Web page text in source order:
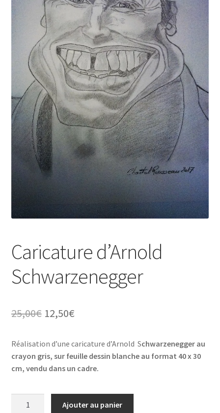
Tarifs
WPMS HTML Sitemap
Caricature d’Arnold
Schwarzenegger
25,00€ Le
initial
était :
12,50€Le
actuel
est :
Réalisation d’une caricature d’Arnold Schwarzenegger au
crayon gris, sur feuille dessin blanche au format 40 x 30
cm, vendu dans un cadre.
Ajouter au panier